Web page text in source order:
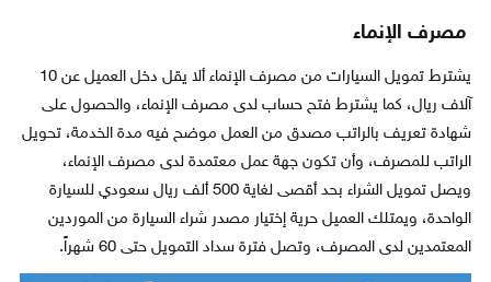
مصرف الإنماء
يشترط تمويل السيارات من مصرف الإنماء ألا يقل دخل العميل عن 10
آلاف ريال، كما يشترط فتح حساب لدى مصرف الإنماء، والحصول على
شهادة تعريف بالراتب مصدق من العمل موضح فيه مدة الخدمة، تحويل
الراتب للمصرف، وأن تكون جهة عمل معتمدة لدى مصرف الإنماء،
ويصل تمويل الشراء بحد أقصى لغاية 500 ألف ريال سعودي للسيارة
الواحدة، ويمتلك العميل حرية إختيار مصدر شراء السيارة من الموردين
المعتمدين لدى المصرف، وتصل فترة سداد التمويل حتى 60 شهراً.